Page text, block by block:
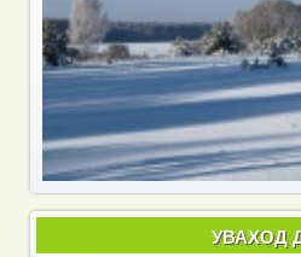
УВАХОД